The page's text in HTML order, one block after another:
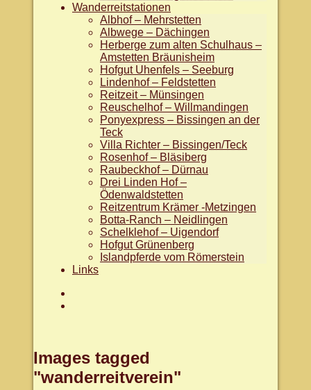
Wanderreitstationen
Albhof – Mehrstetten
Albwege – Dächingen
Herberge zum alten Schulhaus –
Amstetten Bräunisheim
Hofgut Uhenfels – Seeburg
Lindenhof – Feldstetten
Reitzeit – Münsingen
Reuschelhof – Willmandingen
Ponyexpress – Bissingen an der
Teck
Villa Richter – Bissingen/Teck
Rosenhof – Bläsiberg
Raubeckhof – Dürnau
Drei Linden Hof –
Ödenwaldstetten
Reitzentrum Krämer -Metzingen
Botta-Ranch – Neidlingen
Schelklehof – Uigendorf
Hofgut Grünenberg
Islandpferde vom Römerstein
Links
Images tagged
"wanderreitverein"